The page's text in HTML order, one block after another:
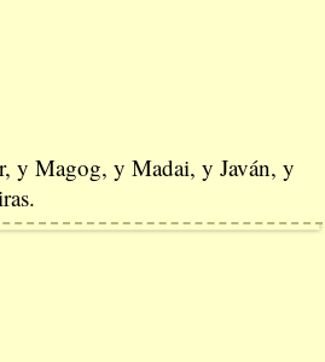
y Magog, y Madai, y Javán, y